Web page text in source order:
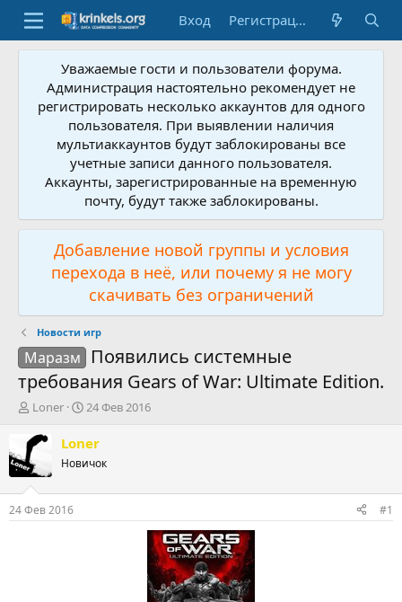
Вход Регистрация
Уважаемые гости и пользователи форума.
Администрация настоятельно рекомендует не
регистрировать несколько аккаунтов для одного
пользователя. При выявлении наличия
мультиаккаунтов будут заблокированы все
учетные записи данного пользователя.
Аккаунты, зарегистрированные на временную
почту, будут также заблокированы.
Добавление новой группы и условия
перехода в неё, или почему я не могу
скачивать без ограничений
Новости игр
Маразм
Появились системные
требования Gears of War: Ultimate Edition.
А
т
о
р
т
м
Loner
Д
т
н
а
24 Фев 2016
Loner
Новичок
24 Фев 2016 #1